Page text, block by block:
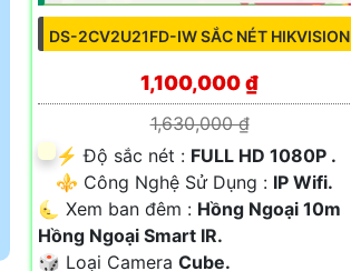
DS-2CV2U21FD-IW SẮC NÉT HIKVISION
1,100,000 ₫
1,630,000 ₫
️⚡ Độ sắc nét : FULL HD 1080P .
⚜️ Công Nghệ Sử Dụng : IP Wifi.
🌜 Xem ban đêm : Hồng Ngoại 10m
Hồng Ngoại Smart IR.
🎲 Loại Camera Cube.